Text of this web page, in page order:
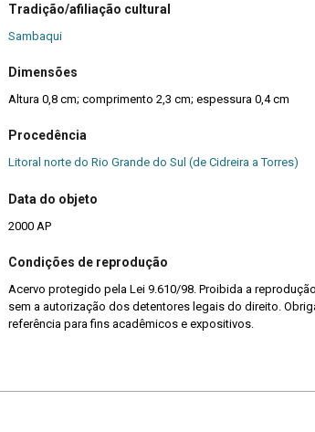
Tradição/afiliação cultural
Sambaqui
Dimensões
Altura 0,8 cm; comprimento 2,3 cm; espessura 0,4 cm
Procedência
Litoral norte do Rio Grande do Sul (de Cidreira a Torres)
Data do objeto
2000 AP
Condições de reprodução
Acervo protegido pela Lei 9.610/98. Proibida a
sem a autorização dos detentores legais do direito.
referência para fins acadêmicos e expositivos.